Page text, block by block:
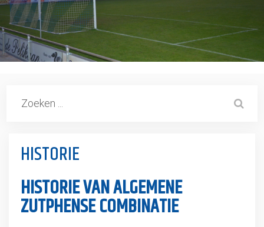
HISTORIE
HISTORIE VAN ALGEMENE
ZUTPHENSE COMBINATIE